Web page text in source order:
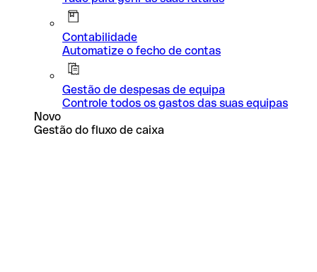
Contabilidade
Automatize o fecho de contas
Gestão de despesas de equipa
Controle todos os gastos das suas equipas
Novo
Gestão do fluxo de caixa